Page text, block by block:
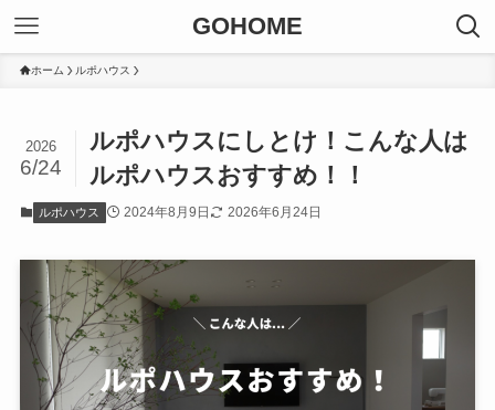
GOHOME
ホーム ルポハウス
ルポハウスにしとけ！こんな人は
ルポハウスおすすめ！！
2026
6/24
ルポハウス 2024年8月9日 2026年6月24日